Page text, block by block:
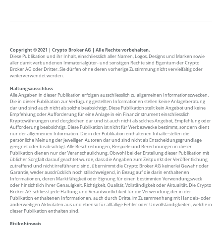
Copyright © 2021 | Crypto Broker AG | Alle Rechte vorbehalten.
Diese Publikation und ihr Inhalt, einschliesslich aller Namen, Logos, Designs und Marken sowie
aller damit verbundenen Immaterialgüter- und sonstigen Rechte sind Eigentum der Crypto
Broker AG oder Dritter. Sie dürfen ohne deren vorherige Zustimmung nicht vervielfältig oder
weiterverwendet werden.
Haftungsausschluss
Alle Angaben in dieser Publikation erfolgen ausschliesslich zu allgemeinen Informationszwecken.
Die in dieser Publikation zur Verfügung gestellten Informationen stellen keine Anlageberatung
dar und sind auch nicht als solche beabsichtigt. Diese Publikation stellt kein Angebot und keine
Empfehlung oder Aufforderung für eine Anlage in ein Finanzinstrument einschliesslich
Kryptowährungen und dergleichen dar und ist auch nicht als solches Angebot, Empfehlung oder
Aufforderung beabsichtigt. Diese Publikation ist nicht für Werbezwecke bestimmt, sondern dient
nur der allgemeinen Information. Die in der Publikation enthaltenen Inhalte stellen die
persönliche Meinung der jeweiligen Autoren dar und sind nicht als Entscheidungsgrundlage
geeignet oder beabsichtigt. Alle Beschreibungen, Beispiele und Berechnungen in dieser
Publikation dienen nur der Veranschaulichung. Obwohl bei der Erstellung dieser Publikation mit
üblicher Sorgfalt darauf geachtet wurde, dass die Angaben zum Zeitpunkt der Veröffentlichung
zutreffend und nicht irreführend sind, übernimmt die Crypto Broker AG keinerlei Gewähr oder
Garantie, weder ausdrücklich noch stillschweigend, in Bezug auf die darin enthaltenen
Informationen, deren Marktfähigkeit oder Eignung für einen bestimmten Verwendungsweck
oder hinsichtlich ihrer Genauigkeit, Richtigkeit, Qualität, Vollständigkeit oder Aktualität. Die Crypto
Broker AG schliesst jede Haftung und Verantwortlichkeit für die Verwendung der in der
Publikation enthaltenen Informationen, auch durch Dritte, im Zusammenhang mit Handels- oder
anderweitigen Aktivitäten aus und ebenso für allfällige Fehler oder Unvollständigkeiten, welche in
dieser Publikation enthalten sind.